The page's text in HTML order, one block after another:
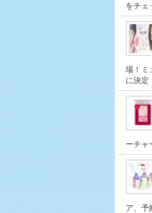
をチェ
場！ミ
に決定
ーチャ
ア、予